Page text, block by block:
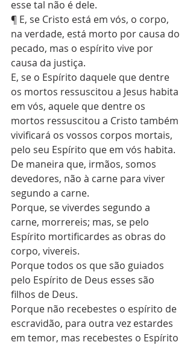
esse tal não é dele.
¶ E, se Cristo está em vós, o corpo,
na verdade, está morto por causa do
pecado, mas o espírito vive por
causa da justiça.
E, se o Espírito daquele que dentre
os mortos ressuscitou a Jesus habita
em vós, aquele que dentre os
mortos ressuscitou a Cristo também
vivificará os vossos corpos mortais,
pelo seu Espírito que em vós habita.
De maneira que, irmãos, somos
devedores, não à carne para viver
segundo a carne.
Porque, se viverdes segundo a
carne, morrereis; mas, se pelo
Espírito mortificardes as obras do
corpo, vivereis.
Porque todos os que são guiados
pelo Espírito de Deus esses são
filhos de Deus.
Porque não recebestes o espírito de
escravidão, para outra vez estardes
em temor, mas recebestes o Espírito